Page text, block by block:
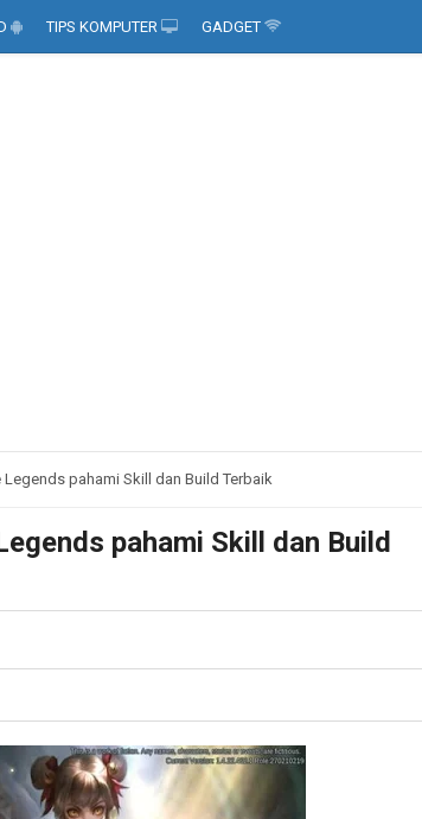
TIPS KOMPUTER GADGET
pahami Skill dan Build Terbaik
pahami Skill dan Build